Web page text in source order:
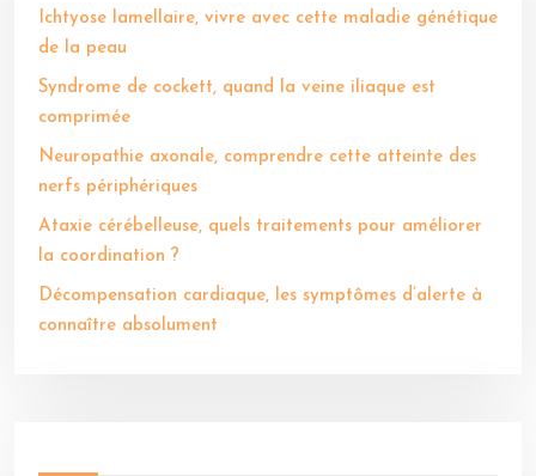
Ichtyose lamellaire, vivre avec cette maladie génétique
de la peau
Syndrome de cockett, quand la veine iliaque est
comprimée
Neuropathie axonale, comprendre cette atteinte des
nerfs périphériques
Ataxie cérébelleuse, quels traitements pour améliorer
la coordination ?
Décompensation cardiaque, les symptômes d’alerte à
connaître absolument